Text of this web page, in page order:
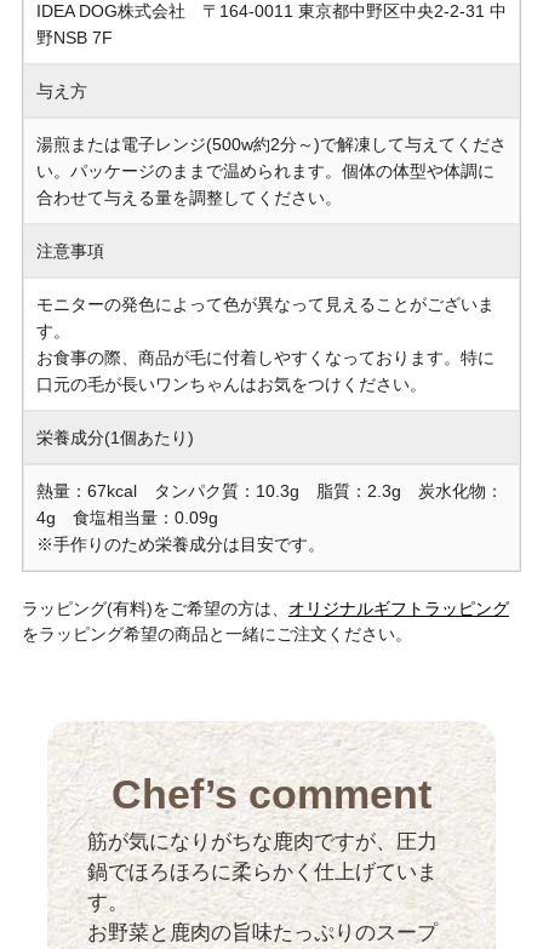
IDEA DOG株式会社 〒164-0011 東京都中野区中央2-2-31 中
野NSB 7F
与え方
湯煎または電子レンジ(500w約2分～)で解凍して与えてくださ
い。パッケージのままで温められます。個体の体型や体調に
合わせて与える量を調整してください。
注意事項
モニターの発色によって色が異なって見えることがございま
す。
お食事の際、商品が毛に付着しやすくなっております。特に
口元の毛が長いワンちゃんはお気をつけください。
栄養成分(1個あたり)
熱量：67kcal タンパク質：10.3g 脂質：2.3g 炭水化物：
4g 食塩相当量：0.09g
※手作りのため栄養成分は目安です。
ラッピング(有料)をご希望の方は、 オリジナルギフトラッピング
をラッピング希望の商品と一緒にご注文ください。
Chef’s comment
筋が気になりがちな鹿肉ですが、圧力
鍋でほろほろに柔らかく仕上げていま
す。
お野菜と鹿肉の旨味たっぷりのスープ